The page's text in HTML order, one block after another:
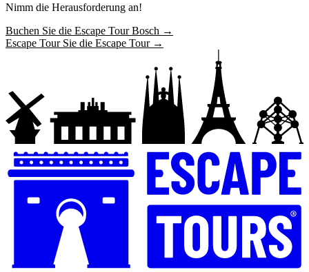
Nimm die Herausforderung an!
Buchen Sie die Escape Tour Bosch →
Escape Tour Sie die Escape Tour →